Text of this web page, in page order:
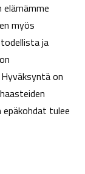
myös
ja
on
tulee